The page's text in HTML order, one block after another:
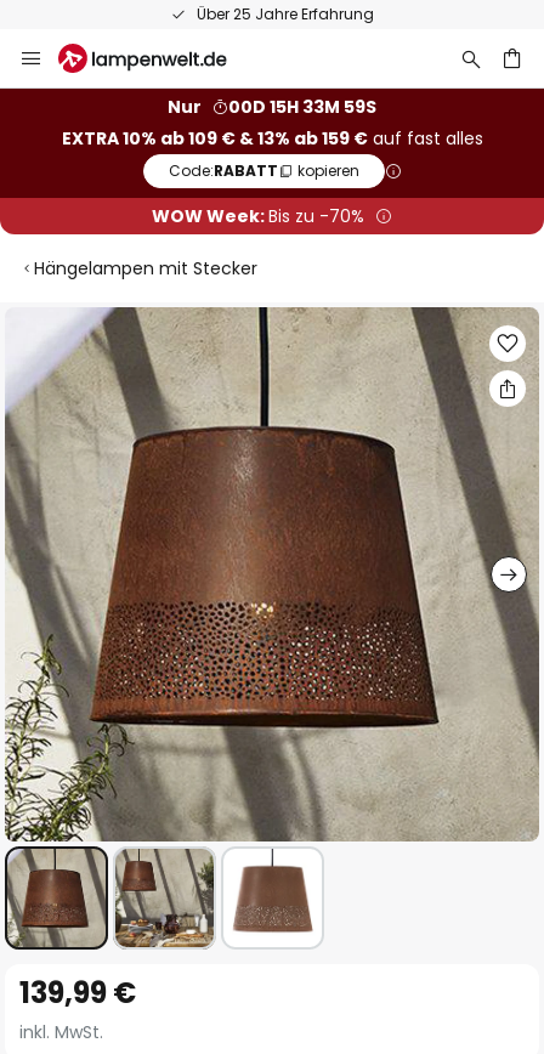
Über 25 Jahre Erfahrung
Inhalt
Nur
00D 15H 33M 59S
EXTRA 10% ab 109 € & 13% ab 159 €auf fast alles
Code:RABATT kopieren
WOW Week:Bis zu -70%
Hängelampen mit Stecker
Ende
der
Bildgalerie
springen
Anfang
der
139,99 €
inkl. MwSt.